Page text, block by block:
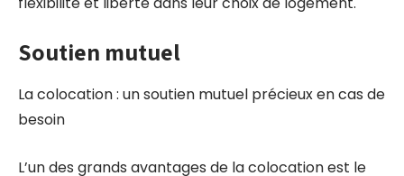
Soutien mutuel
La colocation : un soutien mutuel précieux en cas de
besoin
L’un des grands avantages de la colocation est le